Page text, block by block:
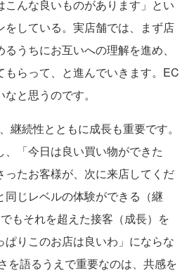
こんな良いものがあります」とい
をしている。実店舗では、まず店
うちにお互いへの理解を進め、
もらって、と進んでいきます。EC
と思うのです。
継続性とともに成長も重要です。
、「今日は良い買い物ができた
ったお客様が、次に来店してくだ
同じレベルの体験ができる（継
もそれを超えた接客（成長）を
ぱりこのお店は良いわ」にならな
を語るうえで重要なのは、共感を